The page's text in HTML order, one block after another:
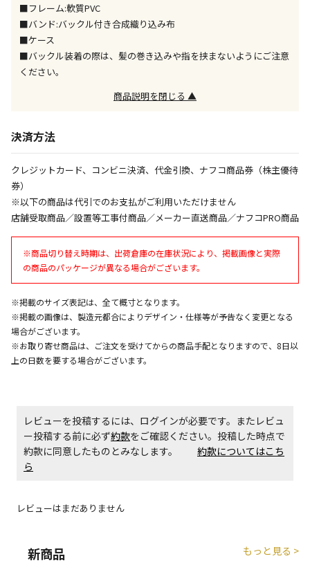
お見積商品です。金額・施工日はお打ち合わせの上、
決定となります。
エアコンの取付工事が必要な商品です。別途費用が発
生する場合がございます。
商品購入個数ごとに送料がかかる商品です
■フレーム:軟質PVC
■バンド:バックル付き合成織り込み布
■ケース
■バックル装着の際は、髪の巻き込みや指を挟まないようにご注意
ください。
商品説明を閉じる ▲
決済方法
クレジットカード、コンビニ決済、代金引換、ナフコ商品券（株主優待
券）
※以下の商品は代引でのお支払がご利用いただけません
店舗受取商品／設置等工事付商品／メーカー直送商品／ナフコPRO商品
※商品切り替え時期は、出荷倉庫の在庫状況により、掲載画像と実際
の商品のパッケージが異なる場合がございます。
※掲載のサイズ表記は、全て概寸となります。
※掲載の画像は、製造元都合によりデザイン・仕様等が予告なく変更となる
場合がございます。
※お取り寄せ商品は、ご注文を受けてからの商品手配となりますので、8日以
上の日数を要する場合がございます。
レビューを投稿するには、ログインが必要です。またレビュ
ー投稿する前に必ず約款をご確認ください。投稿した時点で
約款に同意したものとみなします。 約款についてはこち
ら
レビューはまだありません
新商品 もっと見る >